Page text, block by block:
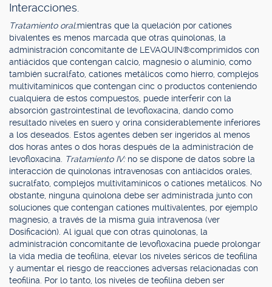
Interacciones.
Tratamiento oral:mientras que la quelación por cationes
bivalentes es menos marcada que otras quinolonas, la
administración concomitante de LEVAQUIN®comprimidos con
antiácidos que contengan calcio, magnesio o aluminio, como
también sucralfato, cationes metálicos como hierro, complejos
multivitamínicos que contengan cinc o productos conteniendo
cualquiera de estos compuestos, puede interferir con la
absorción gastrointestinal de levofloxacina, dando como
resultado niveles en suero y orina considerablemente inferiores
a los deseados. Estos agentes deben ser ingeridos al menos
dos horas antes o dos horas después de la administración de
levofloxacina.
Tratamiento IV: no se dispone de datos sobre la
interacción de quinolonas intravenosas con antiácidos orales,
sucralfato, complejos multivitamínicos o cationes metálicos. No
obstante, ninguna quinolona debe ser administrada junto con
soluciones que contengan cationes multivalentes, por ejemplo
magnesio, a través de la misma guía intravenosa (ver
Dosificación). Al igual que con otras quinolonas, la
administración concomitante de levofloxacina puede prolongar
la vida media de teofilina, elevar los niveles séricos de teofilina
y aumentar el riesgo de reacciones adversas relacionadas con
teofilina. Por lo tanto, los niveles de teofilina deben ser